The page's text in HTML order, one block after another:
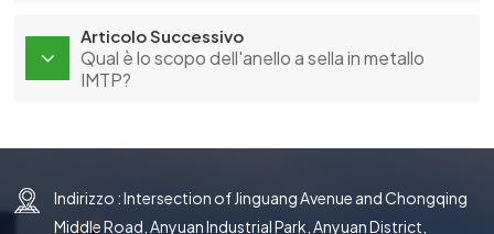
Articolo Successivo
Qual è lo scopo dell'anello a sella in metallo
IMTP?
Indirizzo : Intersection of Jinguang Avenue and Chongqing
Middle Road, Anyuan Industrial Park, Anyuan District,